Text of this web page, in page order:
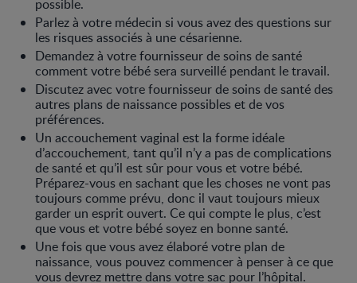
possible.
Parlez à votre médecin si vous avez des questions sur
les risques associés à une césarienne.
Demandez à votre fournisseur de soins de santé
comment votre bébé sera surveillé pendant le travail.
Discutez avec votre fournisseur de soins de santé des
autres plans de naissance possibles et de vos
préférences.
Un accouchement vaginal est la forme idéale
d’accouchement, tant qu’il n’y a pas de complications
de santé et qu’il est sûr pour vous et votre bébé.
Préparez-vous en sachant que les choses ne vont pas
toujours comme prévu, donc il vaut toujours mieux
garder un esprit ouvert. Ce qui compte le plus, c’est
que vous et votre bébé soyez en bonne santé.
Une fois que vous avez élaboré votre plan de
naissance, vous pouvez commencer à penser à ce que
vous devrez mettre dans votre sac pour l’hôpital.